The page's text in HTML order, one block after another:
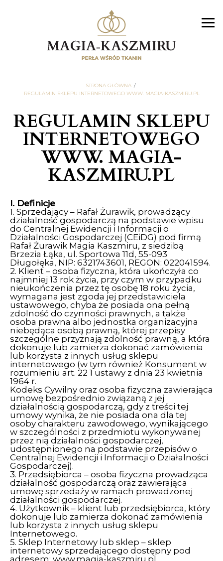
STRONA GŁÓWNA
REGULAMIN SKLEPU INTERNETOWEGO WWW. MAGIA-KASZMIRU.PL
REGULAMIN SKLEPU
INTERNETOWEGO
WWW. MAGIA-
KASZMIRU.PL
I. Definicje
1. Sprzedający – Rafał Żurawik, prowadzący
działalność gospodarczą na podstawie wpisu
do Centralnej Ewidencji i Informacji o
Działalności Gospodarczej (CEiDG) pod firmą
Rafał Żurawik Magia Kaszmiru, z siedzibą
Brzezia Łąka, ul. Sportowa 11d, 55-093
Długołęka, NIP: 6321743601, REGON: 022041594.
2. Klient – osoba fizyczna, która ukończyła co
najmniej 13 rok życia, przy czym w przypadku
nieukończenia przez tę osobę 18 roku życia,
wymagana jest zgoda jej przedstawiciela
ustawowego, chyba że posiada ona pełną
zdolność do czynności prawnych, a także
osoba prawna albo jednostka organizacyjna
niebędąca osobą prawną, której przepisy
szczególne przyznają zdolność prawną, a która
dokonuje lub zamierza dokonać zamówienia
lub korzysta z innych usług sklepu
internetowego (w tym również Konsument w
rozumieniu art. 22 1 ustawy z dnia 23 kwietnia
1964 r.
Kodeks Cywilny oraz osoba fizyczna zawierająca
umowę bezpośrednio związaną z jej
działalnością gospodarczą, gdy z treści tej
umowy wynika, że nie posiada ona dla tej
osoby charakteru zawodowego, wynikającego
w szczególności z przedmiotu wykonywanej
przez nią działalności gospodarczej,
udostępnionego na podstawie przepisów o
Centralnej Ewidencji i Informacji o Działalności
Gospodarczej).
3. Przedsiębiorca – osoba fizyczna prowadząca
działalność gospodarczą oraz zawierająca
umowę sprzedaży w ramach prowadzonej
działalności gospodarczej.
4. Użytkownik – klient lub przedsiębiorca, który
dokonuje lub zamierza dokonać zamówienia
lub korzysta z innych usług sklepu
Internetowego.
5. Sklep Internetowy lub sklep – sklep
internetowy sprzedającego dostępny pod
adresem: www.magia-kaszmiru.pl.